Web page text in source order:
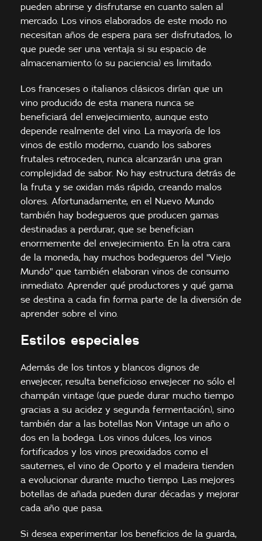
pueden abrirse y disfrutarse en cuanto salen al
mercado. Los vinos elaborados de este modo no
necesitan años de espera para ser disfrutados, lo
que puede ser una ventaja si su espacio de
almacenamiento (o su paciencia) es limitado.
Los franceses o italianos clásicos dirían que un
vino producido de esta manera nunca se
beneficiará del envejecimiento, aunque esto
depende realmente del vino. La mayoría de los
vinos de estilo moderno, cuando los sabores
frutales retroceden, nunca alcanzarán una gran
complejidad de sabor. No hay estructura detrás de
la fruta y se oxidan más rápido, creando malos
olores. Afortunadamente, en el Nuevo Mundo
también hay bodegueros que producen gamas
destinadas a perdurar, que se benefician
enormemente del envejecimiento. En la otra cara
de la moneda, hay muchos bodegueros del "Viejo
Mundo" que también elaboran vinos de consumo
inmediato. Aprender qué productores y qué gama
se destina a cada fin forma parte de la diversión de
aprender sobre el vino.
Estilos especiales
Además de los tintos y blancos dignos de
envejecer, resulta beneficioso envejecer no sólo el
champán vintage (que puede durar mucho tiempo
gracias a su acidez y segunda fermentación), sino
también dar a las botellas Non Vintage un año o
dos en la bodega. Los vinos dulces, los vinos
fortificados y los vinos preoxidados como el
sauternes, el vino de Oporto y el madeira tienden
a evolucionar durante mucho tiempo. Las mejores
botellas de añada pueden durar décadas y mejorar
cada año que pasa.
Si desea experimentar los beneficios de la guarda,